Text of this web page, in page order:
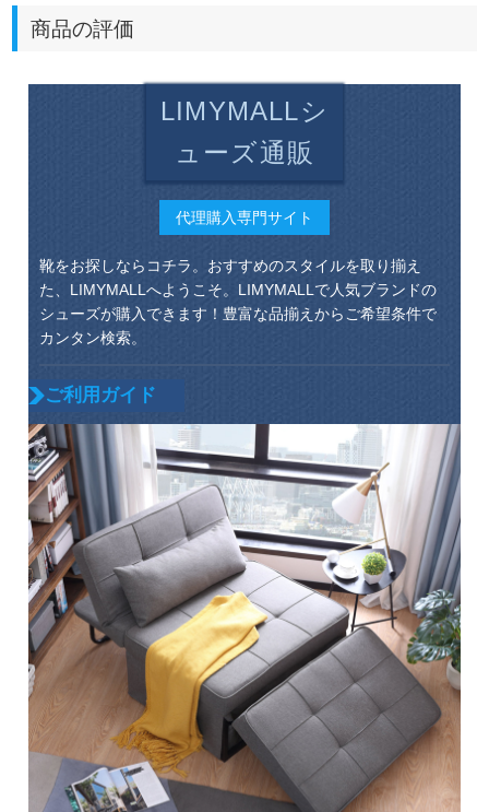
商品の評価
LIMYMALLシ
ューズ通販
代理購入専門サイト
靴をお探しならコチラ。おすすめのスタイルを取り揃え
た、LIMYMALLへようこそ。LIMYMALLで人気ブランドの
シューズが購入できます！豊富な品揃えからご希望条件で
カンタン検索。
ご利用ガイド